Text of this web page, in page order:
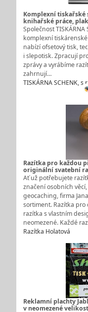
Komplexní tiskařské
knihařské práce,
Společnost TISKÁRNA
komplexní
nabízí ofsetový tisk,
i slepotisk. Zpracují
zprávy a vyrábíme
zahrnují…
TISKÁRNA SCHENK,
Razítka pro každou
originální svatební
Ať už potřebujete
značení osobních
geocaching, firma
sortiment. Razítka
razítka s vlastním
neomezené. Každé
Razítka Holatová
Reklamní plachty
v neomezené